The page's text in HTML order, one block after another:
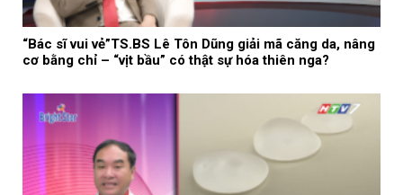
“Bác sĩ vui vẻ”TS.BS Lê Tôn Dũng giải mã căng da, nâng
cơ bằng chỉ – “vịt bầu” có thật sự hóa thiên nga?